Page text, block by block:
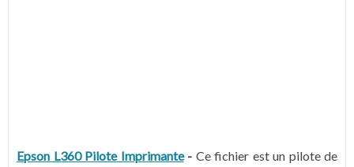
Epson L360 Pilote Imprimante- Ce fichier est un pilote de